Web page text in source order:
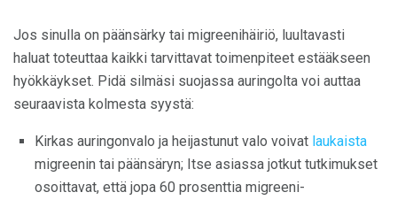
Jos sinulla on päänsärky tai migreenihäiriö, luultavasti
haluat toteuttaa kaikki tarvittavat toimenpiteet estääkseen
hyökkäykset. Pidä silmäsi suojassa auringolta voi auttaa
seuraavista kolmesta syystä:
Kirkas auringonvalo ja heijastunut valo voivat laukaista
migreenin tai päänsäryn; Itse asiassa jotkut tutkimukset
osoittavat, että jopa 60 prosenttia migreeni-